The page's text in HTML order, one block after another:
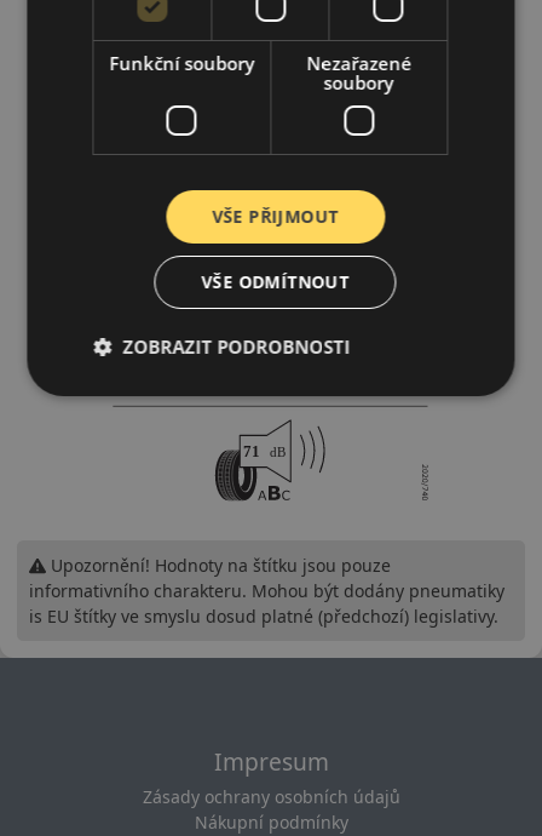
Upozornění! Hodnoty na štítku jsou pouze
informativního charakteru. Mohou být dodány pneumatiky
is EU štítky ve smyslu dosud platné (předchozí) legislativy.
Impresum
Zásady ochrany osobních údajů
Nákupní podmínky
Funkční soubory
Nezařazené
soubory
VŠE PŘIJMOUT
VŠE ODMÍTNOUT
ZOBRAZIT PODROBNOSTI